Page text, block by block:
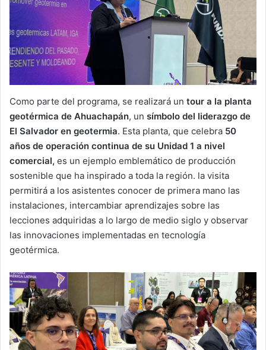
Como parte del programa, se realizará un tour a la planta
geotérmica de Ahuachapán, un símbolo del liderazgo de
El Salvador en geotermia. Esta planta, que celebra 50
años de operación continua de su Unidad 1 a nivel
comercial, es un ejemplo emblemático de producción
sostenible que ha inspirado a toda la región. la visita
permitirá a los asistentes conocer de primera mano las
instalaciones, intercambiar aprendizajes sobre las
lecciones adquiridas a lo largo de medio siglo y observar
las innovaciones implementadas en tecnología
geotérmica.